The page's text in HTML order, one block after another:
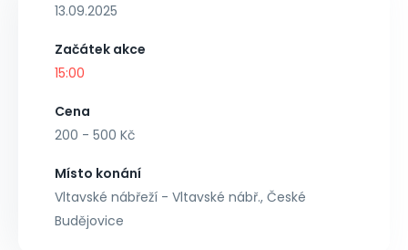
13.09.2025
Začátek akce
15:00
Cena
200 - 500 Kč
Místo konání
Vltavské nábřeží - Vltavské nábř., České
Budějovice